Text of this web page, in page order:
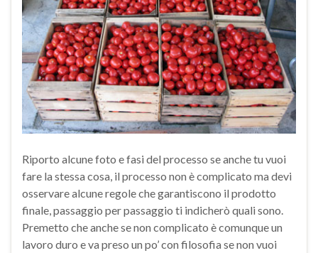
Riporto alcune foto e fasi del processo se anche tu vuoi
fare la stessa cosa, il processo non è complicato ma devi
osservare alcune regole che garantiscono il prodotto
finale, passaggio per passaggio ti indicherò quali sono.
Premetto che anche se non complicato è comunque un
lavoro duro e va preso un po’ con filosofia se non vuoi